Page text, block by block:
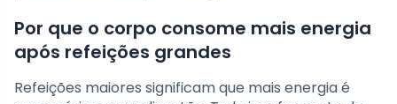
Por que o corpo consome mais energia
após refeições grandes
Refeições maiores significam que mais energia é